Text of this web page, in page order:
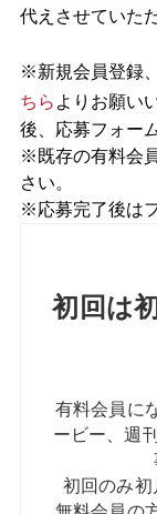
代えさせていた
※新規会員登録
ちら よりお願い
後、応募フォー
※既存の有料会
さい。